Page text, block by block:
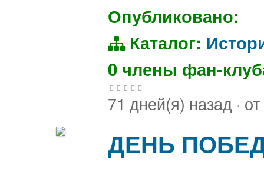
Опубликовано:
Каталог:
0 члены фан-
71 дней(я) назад · от
ДЕНЬ